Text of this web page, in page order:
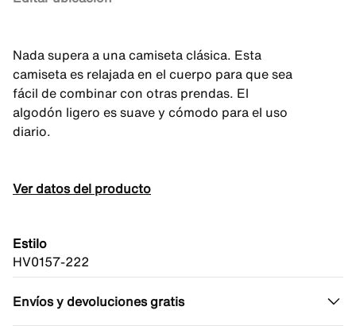
Nada supera a una camiseta clásica. Esta
camiseta es relajada en el cuerpo para que sea
fácil de combinar con otras prendas. El
algodón ligero es suave y cómodo para el uso
diario.
Ver datos del producto
Estilo
HV0157-222
Envíos y devoluciones gratis